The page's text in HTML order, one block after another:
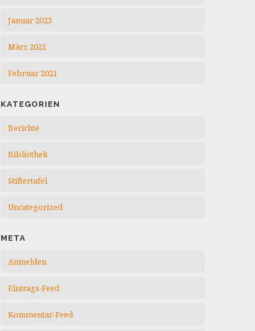
Januar 2023
März 2021
Februar 2021
KATEGORIEN
Berichte
Bibliothek
Stiftertafel
Uncategorized
META
Anmelden
Eintrags-Feed
Kommentar-Feed